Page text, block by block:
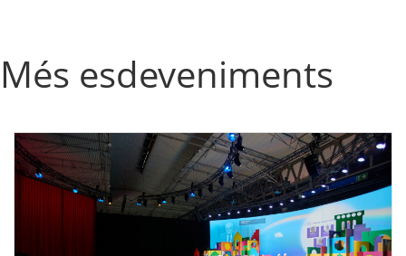
Més esdeveniments